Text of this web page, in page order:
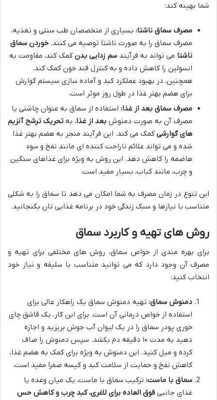
شما بهینه کند:
مصرف سماق ناشتا: بسیاری از متخصصان طب سنتی و تغذیه،
مصرف سماق را به صورت ناشتا توصیه می کنند. خوردن سماق
ناشتا می تواند به فرآیند سم زدایی بدن کمک کند، مقاومت به
انسولین را کاهش داده و به کنترل قند خون کمک کند.
همچنین، در بهبود عملکرد کبد و آماده سازی سیستم گوارش
برای هضم بهتر غذا در طول روز موثر است.
مصرف سماق بعد از غذا: استفاده از سماق به عنوان چاشنی یا
مصرف آن به صورت دمنوش بعد از غذا، به تحریک ترشح آنزیم
های گوارشی کمک می کند. این فرآیند منجر به هضم بهتر غذا
شده و می تواند علائم ناراحت کننده ای مانند نفخ و سوء
هاضمه را کاهش دهد. این روش به ویژه برای غذاهای سنگین
و چرب، مانند کباب، بسیار مفید است.
این تنوع در زمان مصرف به شما امکان می دهد تا سماق را به شکلی
متناسب با نیازها و سبک زندگی خود در برنامه غذایی تان بگنجانید.
روش های تهیه و کاربرد سماق
برای بهره مندی از خواص سماق، روش های مختلفی برای تهیه و
مصرف آن وجود دارد که می توانید متناسب با سلیقه و نیاز خود
انتخاب کنید:
دمنوش سماق: تهیه دمنوش سماق یک راهکار عالی برای
استفاده از خواص درمانی آن است. برای این کار، یک قاشق چای
خوری پودر سماق را در یک لیوان آب جوش بریزید و اجازه
دهید به مدت ۱۰ دقیقه دم بکشد. سپس دمنوش را صاف
کرده و میل کنید. این دمنوش به ویژه برای کمک به هضم غذا،
کاهش نفخ و حمایت از سلامت کبد و کیسه صفرا مفید است.
سماق با ماست: ترکیب سماق با ماست، یک میان وعده یا
غذای جانبی فوق العاده برای لاغری، کبد چرب و کاهش حس